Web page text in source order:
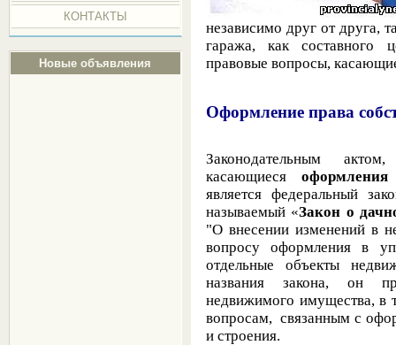
КОНТАКТЫ
Новые объявления
независимо друг от друга,
гаража, как составного
правовые вопросы,
Оформление права
Законодательным
касающиеся
является федеральный
называемый «Закон о
"О внесении изменений в
вопросу оформления в
отдельные объекты
названия закона, он
недвижимого имущества, в
вопросам, связанным с
и строения.